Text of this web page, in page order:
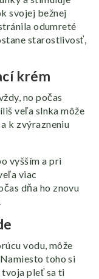
svojej bežnej
odumreté
starostlivosť,
krém
no počas
veľa slnka môže
k zvýrazneniu
vyšším a pri
viac
dňa ho znovu
vodu, môže
toho si
tvoja pleť sa ti